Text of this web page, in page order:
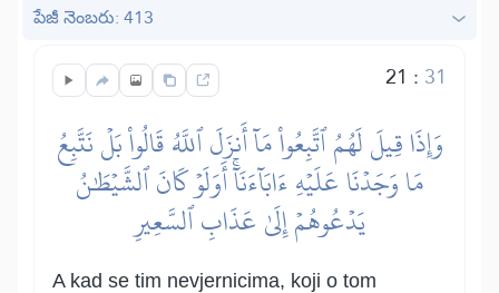
పేజీ నెంబరు: 413
21 : 31
وَإِذَا قِيلَ لَهُمُ ٱتَّبِعُواْ مَآ أَنزَلَ ٱللَّهُ قَالُواْ بَلۡ نَتَّبِعُ
مَا وَجَدۡنَا عَلَيۡهِ ءَابَآءَنَآۚ أَوَلَوۡ كَانَ ٱلشَّيۡطَٰنُ
يَدۡعُوهُمۡ إِلَىٰ عَذَابِ ٱلسَّعِيرِ
A kad se tim nevjernicima, koji o tom